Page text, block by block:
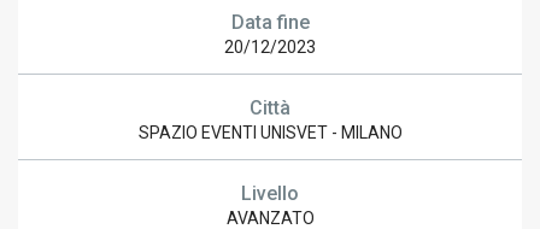
Data fine
20/12/2023
Città
SPAZIO EVENTI UNISVET - MILANO
Livello
AVANZATO